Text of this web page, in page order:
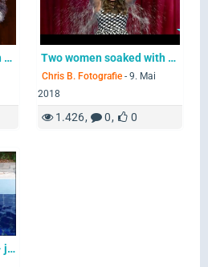
Two women soaked with water buckets Two women soaked with water buckets
Chris B. Fotografie - 9. Mai
2018
1.426 0 0
Brendas wetlook debut - jeans and leather in the pool